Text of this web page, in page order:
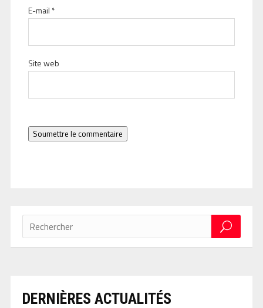
E-mail *
Site web
Soumettre le commentaire
DERNIÈRES ACTUALITÉS